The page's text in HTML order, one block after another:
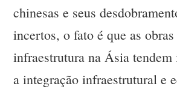
chinesas e seus
incertos, o fato é que as
infraestrutura na Ásia
a integração infraestrutural e